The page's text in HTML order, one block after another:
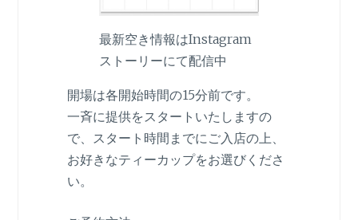
最新空き情報はInstagram
ストーリーにて配信中
開場は各開始時間の15分前です。
一斉に提供をスタートいたしますの
で、スタート時間までにご入店の上、
お好きなティーカップをお選びくださ
い。